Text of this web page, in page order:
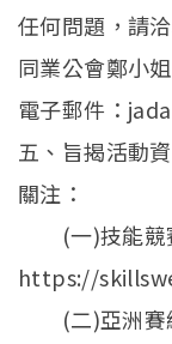
任何問題，請
同業公會鄭小
電子郵件：
五、旨揭活動
關注：
(一)技能競
https://
(二)亞洲賽